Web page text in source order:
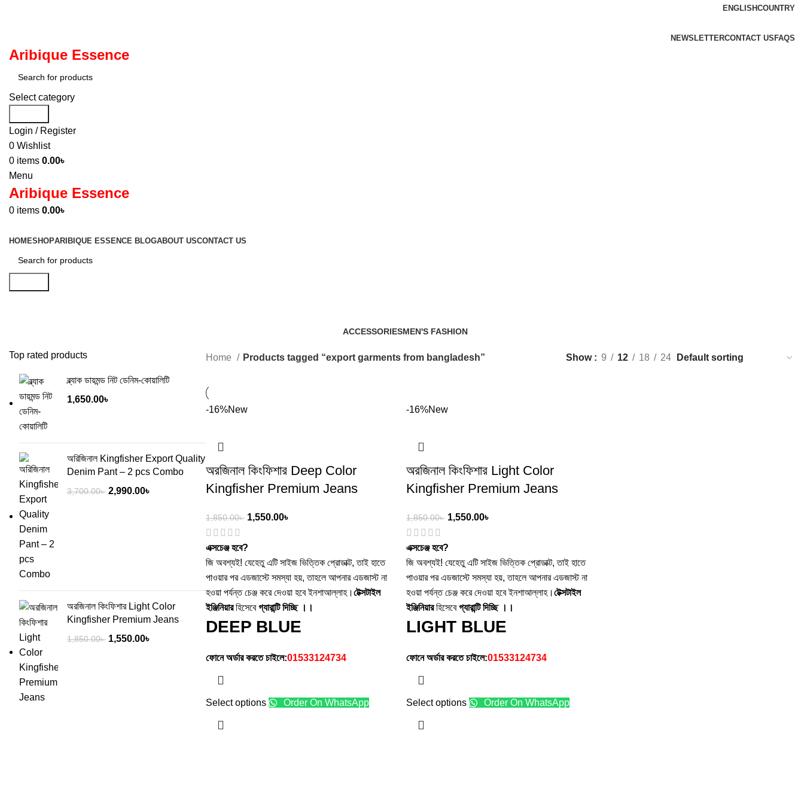
ENGLISHCOUNTRY
NEWSLETTERCONTACT US FAQS
Aribique Essence
Select category
Login / Register
0 Wishlist
0 items 0.00৳
Menu
Aribique Essence
0 items 0.00৳
HOMESHOPARIBIQUE ESSENCE BLOGABOUT USCONTACT US
ACCESSORIESMEN'S FASHION
Top rated products
ব্ল্যাক ডায়মন্ড নিট ডেনিম-কোয়ালিটি
1,650.00৳
অরিজিনাল Kingfisher Export Quality
Denim Pant – 2 pcs Combo
3,700.00৳ 2,990.00৳
অরজিনাল কিংফিশার Light Color
Kingfisher Premium Jeans
1,850.00৳ 1,550.00৳
Home Products tagged “export garments from bangladesh” Show 9 12 18 24
-16%New
অরজিনাল কিংফিশার Deep Color
Kingfisher Premium Jeans
1,850.00৳ 1,550.00৳
এক্সচেঞ্জ হবে?
জি অবশ্যই! যেহেতু এটি সাইজ ভিত্তিক প্রোডাক্ট, তাই হাতে
পাওয়ার পর এডজাস্টে সমস্যা হয়, তাহলে আপনার এডজাস্ট না
হওয়া পর্যন্ত চেঞ্জ করে দেওয়া হবে ইনশাআল্লাহ। টেক্সটাইল
ইঞ্জিনিয়ারহিসেবেগ্যারান্টি দিচ্ছি ।।
DEEP BLUE
ফোনে অর্ডার করতে চাইলে:01533124734
Select options Order On WhatsApp
-16%New
অরজিনাল কিংফিশার Light Color
Kingfisher Premium Jeans
1,850.00৳ 1,550.00৳
এক্সচেঞ্জ হবে?
জি অবশ্যই! যেহেতু এটি সাইজ ভিত্তিক প্রোডাক্ট, তাই হাতে
পাওয়ার পর এডজাস্টে সমস্যা হয়, তাহলে আপনার এডজাস্ট না
হওয়া পর্যন্ত চেঞ্জ করে দেওয়া হবে ইনশাআল্লাহ। টেক্সটাইল
ইঞ্জিনিয়ারহিসেবেগ্যারান্টি দিচ্ছি ।।
LIGHT BLUE
ফোনে অর্ডার করতে চাইলে:01533124734
Select options Order On WhatsApp